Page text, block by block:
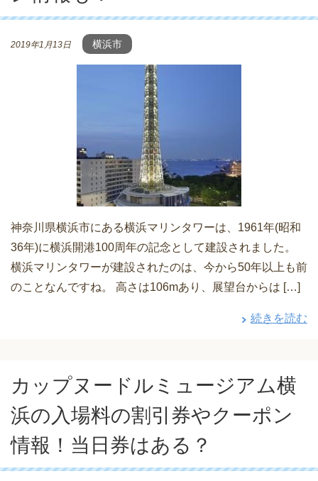
2019年1月13日 横浜市
神奈川県横浜市にある横浜マリンタワーは、1961年(昭和
36年)に横浜開港100周年の記念として建設されました。
横浜マリンタワーが建設されたのは、今から50年以上も前
のことなんですね。 高さは106mあり、展望台からは […]
続きを読む
カップヌードルミュージアム横
浜の入場料の割引券やクーポン
情報！当日券はある？